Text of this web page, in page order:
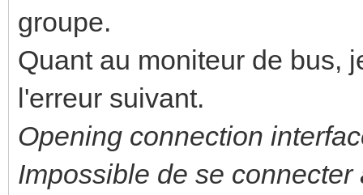
groupe.
Quant au moniteur de bus,
l'erreur suivant.
Opening connection
Impossible de se